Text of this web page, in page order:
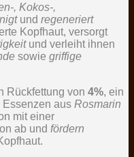
, Kokos-,
und regeneriert
Kopfhaut, versorgt
und verleiht ihnen
sowie griffige
Rückfettung von 4%, ein
Essenzen aus Rosmarin
mit einer
ab und fördern